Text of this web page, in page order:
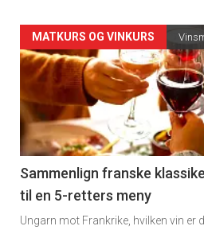
Forsiden
akkurat
nå
-
5
MATKURS OG VINKURS
Sammenlign franske
til en 5-retters meny
Ungarn mot Frankrike, hvilken vin er